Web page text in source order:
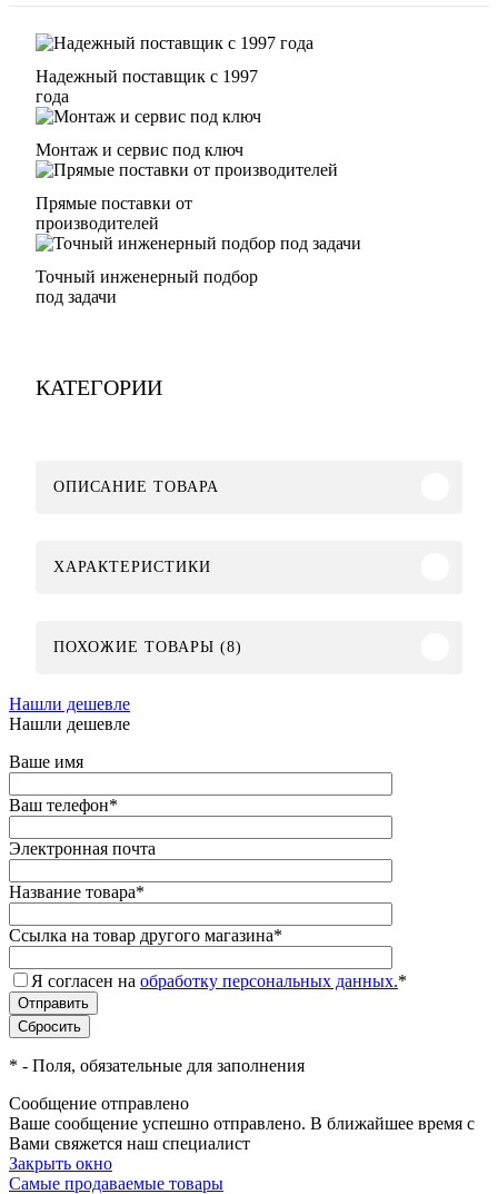
Надежный поставщик с 1997
года
Монтаж и сервис под ключ
Прямые поставки от
производителей
Точный инженерный подбор
под задачи
КАТЕГОРИИ
ОПИСАНИЕ ТОВАРА
ХАРАКТЕРИСТИКИ
ПОХОЖИЕ ТОВАРЫ (8)
Нашли дешевле
Нашли дешевле
Ваше имя
Ваш телефон*
Электронная почта
Название товара*
Ссылка на товар другого магазина*
Я согласен на обработку персональных данных.*
* - Поля, обязательные для заполнения
Сообщение отправлено
Ваше сообщение успешно отправлено. В ближайшее время с
Вами свяжется наш специалист
Закрыть окно
Самые продаваемые товары